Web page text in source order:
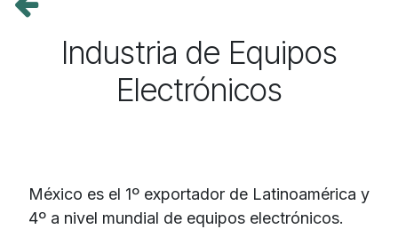
Industria de Equipos
Electrónicos
México es el 1º exportador de Latinoamérica y
4º a nivel mundial de equipos electrónicos.